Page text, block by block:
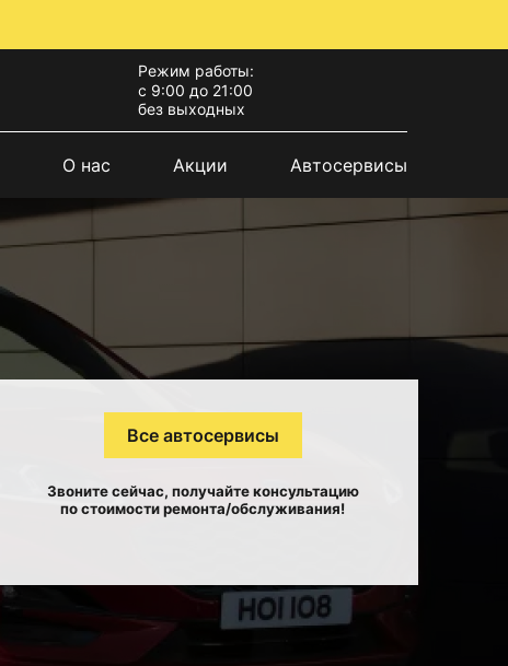
Режим работы:
с 9:00 до 21:00
без выходных
О нас Акции Автосервисы
Все автосервисы
Звоните сейчас, получайте консультацию
по стоимости ремонта/обслуживания!